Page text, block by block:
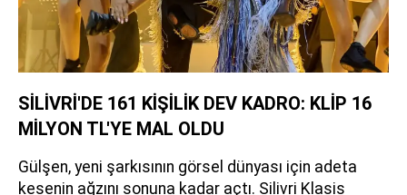
SİLİVRİ'DE 161 KİŞİLİK DEV KADRO: KLİP 16
MİLYON TL'YE MAL OLDU
Gülşen, yeni şarkısının görsel dünyası için adeta
kesenin ağzını sonuna kadar açtı. Silivri Klasis